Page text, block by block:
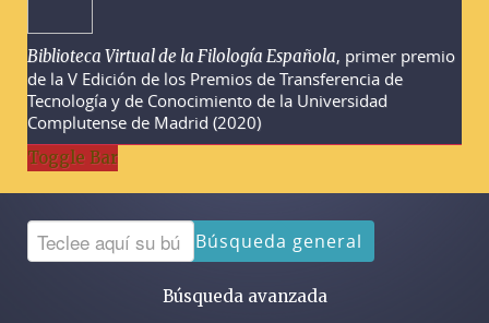
Biblioteca Virtual de la Filología Española, primer premio
de la V Edición de los Premios de Transferencia de
Tecnología y de Conocimiento de la Universidad
Complutense de Madrid (2020)
Toggle Bar
Búsqueda general
Búsqueda avanzada